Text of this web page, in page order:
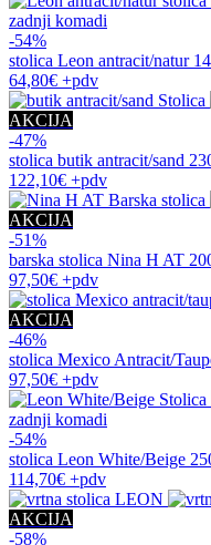
zadnji komadi
-54%
stolica Leon antracit/natur
64,80€ +pdv
AKCIJA
-47%
stolica butik antracit/sand
122,10€ +pdv
AKCIJA
-51%
barska stolica Nina H AT
97,50€ +pdv
AKCIJA
-46%
stolica Mexico Antracit/
97,50€ +pdv
zadnji komadi
-54%
stolica Leon White/Beige
114,70€ +pdv
AKCIJA
-58%